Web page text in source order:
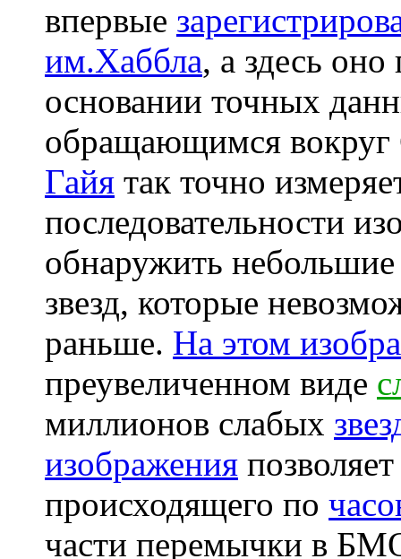
впервые
им.Хаббла, а здесь
основании точных
обращающимся вокруг
Гайя так точно
последовательности
обнаружить
звезд, которые
раньше. На этом
преувеличенном виде
миллионов слабых
изображения
происходящего по
части перемычки в